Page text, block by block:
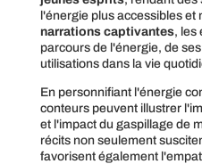
l'énergie plus accessibles et
narrations captivantes, les
parcours de l'énergie, de
utilisations dans la vie
En personnifiant l'énergie
conteurs peuvent illustrer
et l'impact du gaspillage de
récits non seulement
favorisent également